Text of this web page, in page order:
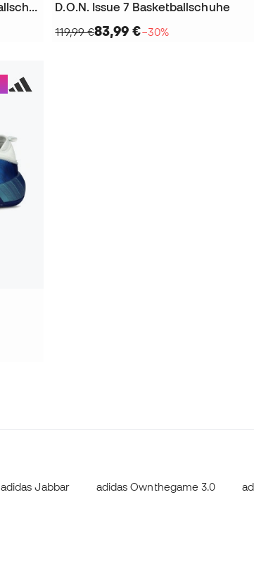
D.O.N. Issue 7 Ice Spida Basketballschuhe
D.O.N. Issue 7 Basketballschuhe
119,99 €83,99 €−30%
adidas Jabbar adidas Ownthegame 3.0